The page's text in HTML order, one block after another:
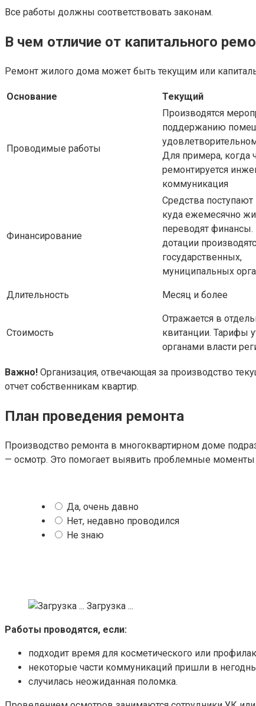
Все работы должны соответствовать законам.
В чем отличие от капитального
Ремонт жилого дома может быть текущим или
Основание Текущий
Проводимые работы
Производятся
поддержанию
Для примера, когда
ремонтируется
коммуникация
Финансирование
Средства
куда ежемесячно
переводят финансы.
дотации
государственных,
муниципальных
Длительность Месяц и более
Стоимость
Отражается в
квитанции. Тарифы
органами власти
Важно! Организация, отвечающая за производство
отчет собственникам квартир.
План проведения ремонта
Производство ремонта в многоквартирном доме
— осмотр. Это помогает выявить проблемные моменты
Да, очень давно
Нет, недавно проводился
Не знаю
Загрузка ...
Работы проводятся, если:
подходит время для косметического или
некоторые части коммуникаций пришли в
случилась неожиданная поломка.